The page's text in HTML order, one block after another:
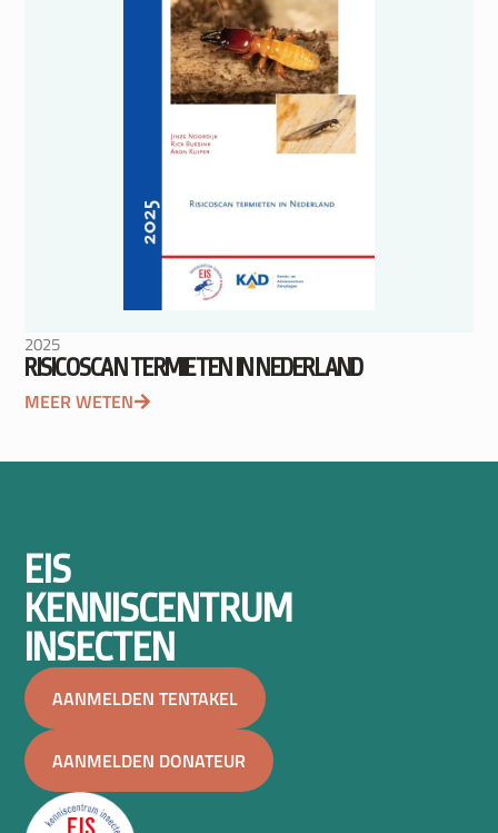
2025
RISICOSCAN TERMIETEN IN NEDERLAND
MEER WETEN
EIS
KENNISCENTRUM
INSECTEN
AANMELDEN TENTAKEL
AANMELDEN DONATEUR